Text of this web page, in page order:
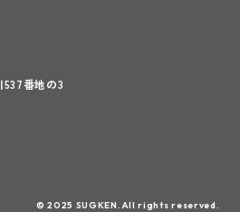
番地の3
© 2025 SUGKEN.All rights reserved.